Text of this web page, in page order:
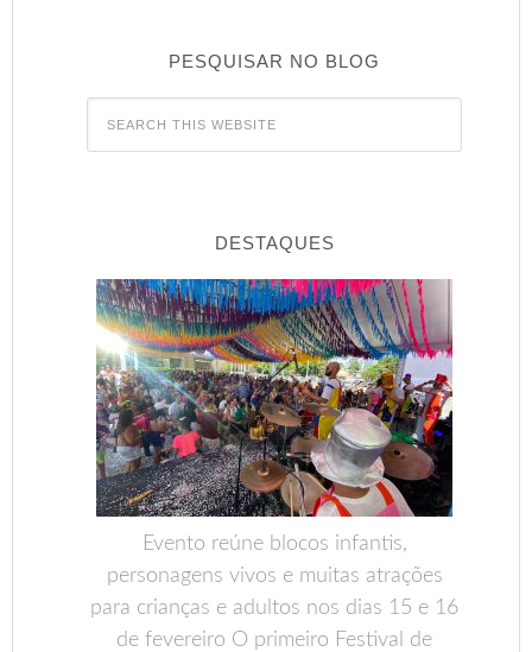
PESQUISAR NO BLOG
DESTAQUES
Evento reúne blocos infantis,
personagens vivos e muitas atrações
para crianças e adultos nos dias 15 e 16
de fevereiro O primeiro Festival de